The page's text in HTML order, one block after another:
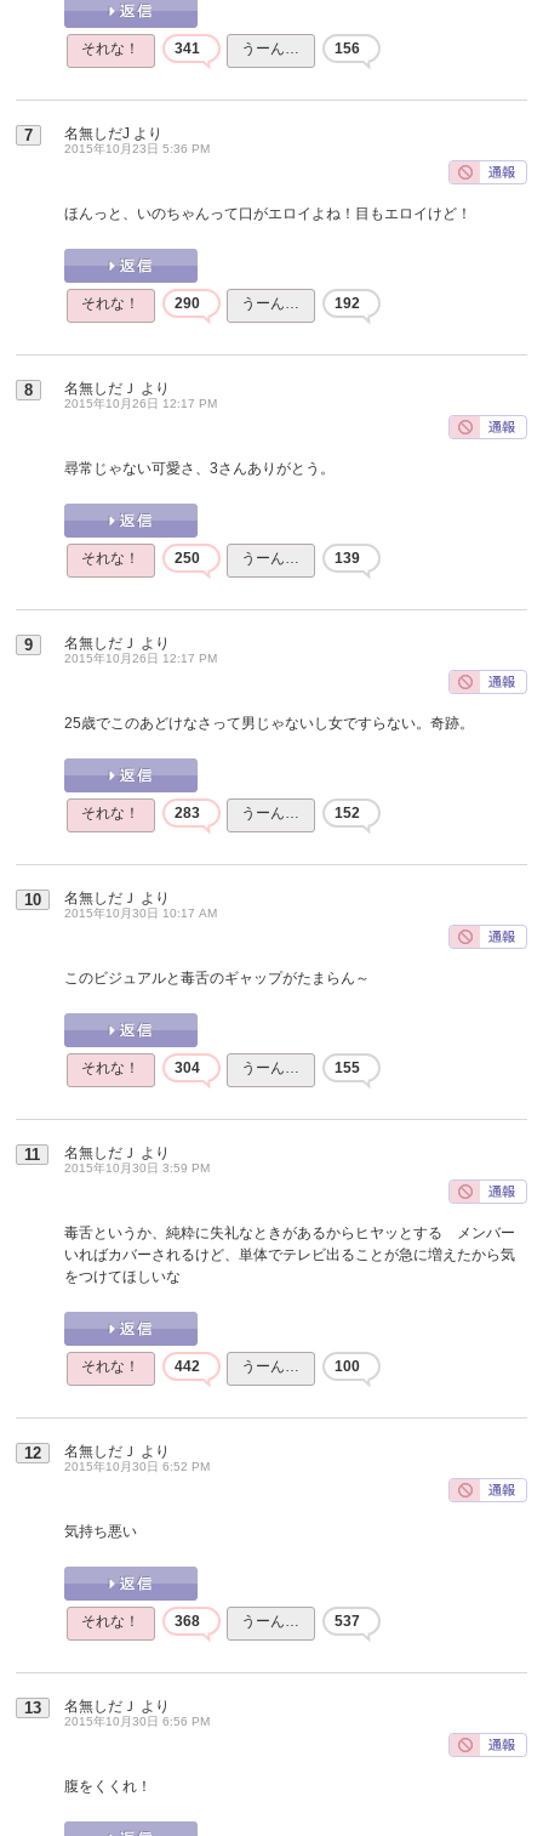
それな！ 341 うーん… 156
7 名無しだJ より
2015年10月23日 5:36 PM
ほんっと、いのちゃんって口がエロイよね！目もエロイけど！
それな！ 290 うーん… 192
8 名無しだＪ より
2015年10月26日 12:17 PM
尋常じゃない可愛さ、3さんありがとう。
それな！ 250 うーん… 139
9 名無しだＪ より
2015年10月26日 12:17 PM
25歳でこのあどけなさって男じゃないし女ですらない。奇跡。
それな！ 283 うーん… 152
10 名無しだＪ より
2015年10月30日 10:17 AM
このビジュアルと毒舌のギャップがたまらん～
それな！ 304 うーん… 155
11 名無しだＪ より
2015年10月30日 3:59 PM
毒舌というか、純粋に失礼なときがあるからヒヤッとする メンバー
いればカバーされるけど、単体でテレビ出ることが急に増えたから気
をつけてほしいな
それな！ 442 うーん… 100
12 名無しだＪ より
2015年10月30日 6:52 PM
気持ち悪い
それな！ 368 うーん… 537
13 名無しだＪ より
2015年10月30日 6:56 PM
腹をくくれ！